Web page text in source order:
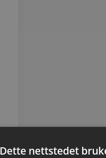
Dette nettstedet